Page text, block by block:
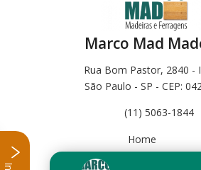
Marco Mad
Rua Bom Pastor, 2840 -
São Paulo - SP - CEP:
(11) 5063-1844
Home
Empresa